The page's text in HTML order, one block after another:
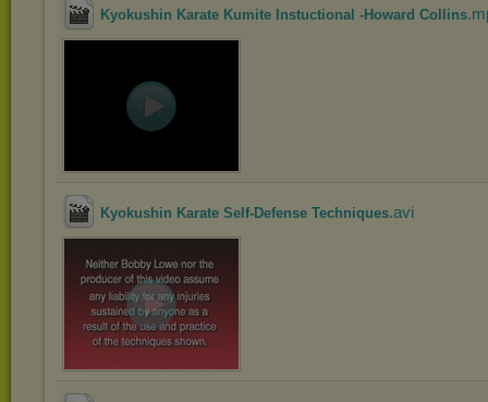
Kyokushin Karate Kumite Instuctional -Howard Collins
Kyokushin Karate Self-Defense Techniques.avi